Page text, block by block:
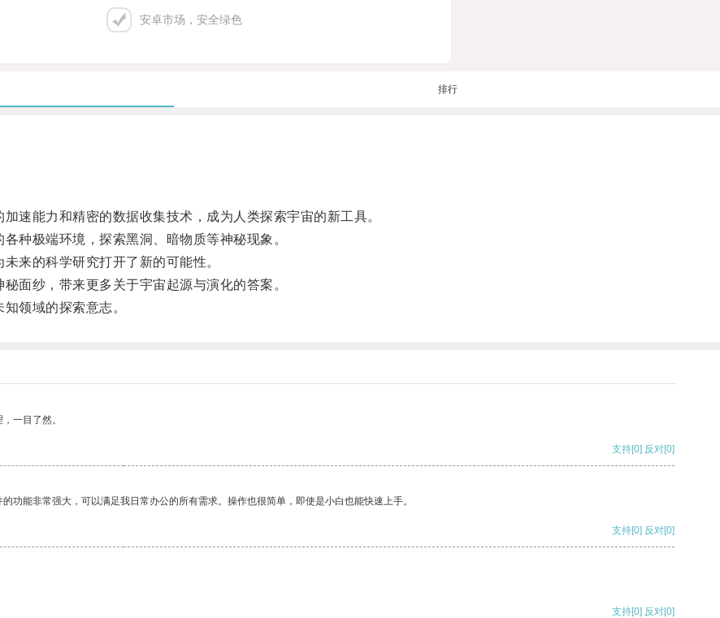
安卓市场，安全绿色
排行
能力和精密的数据收集技术，成为人类探索宇宙的新工具。
极端环境，探索黑洞、暗物质等神秘现象。
来的科学研究打开了新的可能性。
纱，带来更多关于宇宙起源与演化的答案。
领域的探索意志。
一目了然。
支持[0] 反对[0]
功能非常强大，可以满足我日常办公的所有需求。操作也很简单，即使是小白也能快速上手。
支持[0] 反对[0]
支持[0] 反对[0]